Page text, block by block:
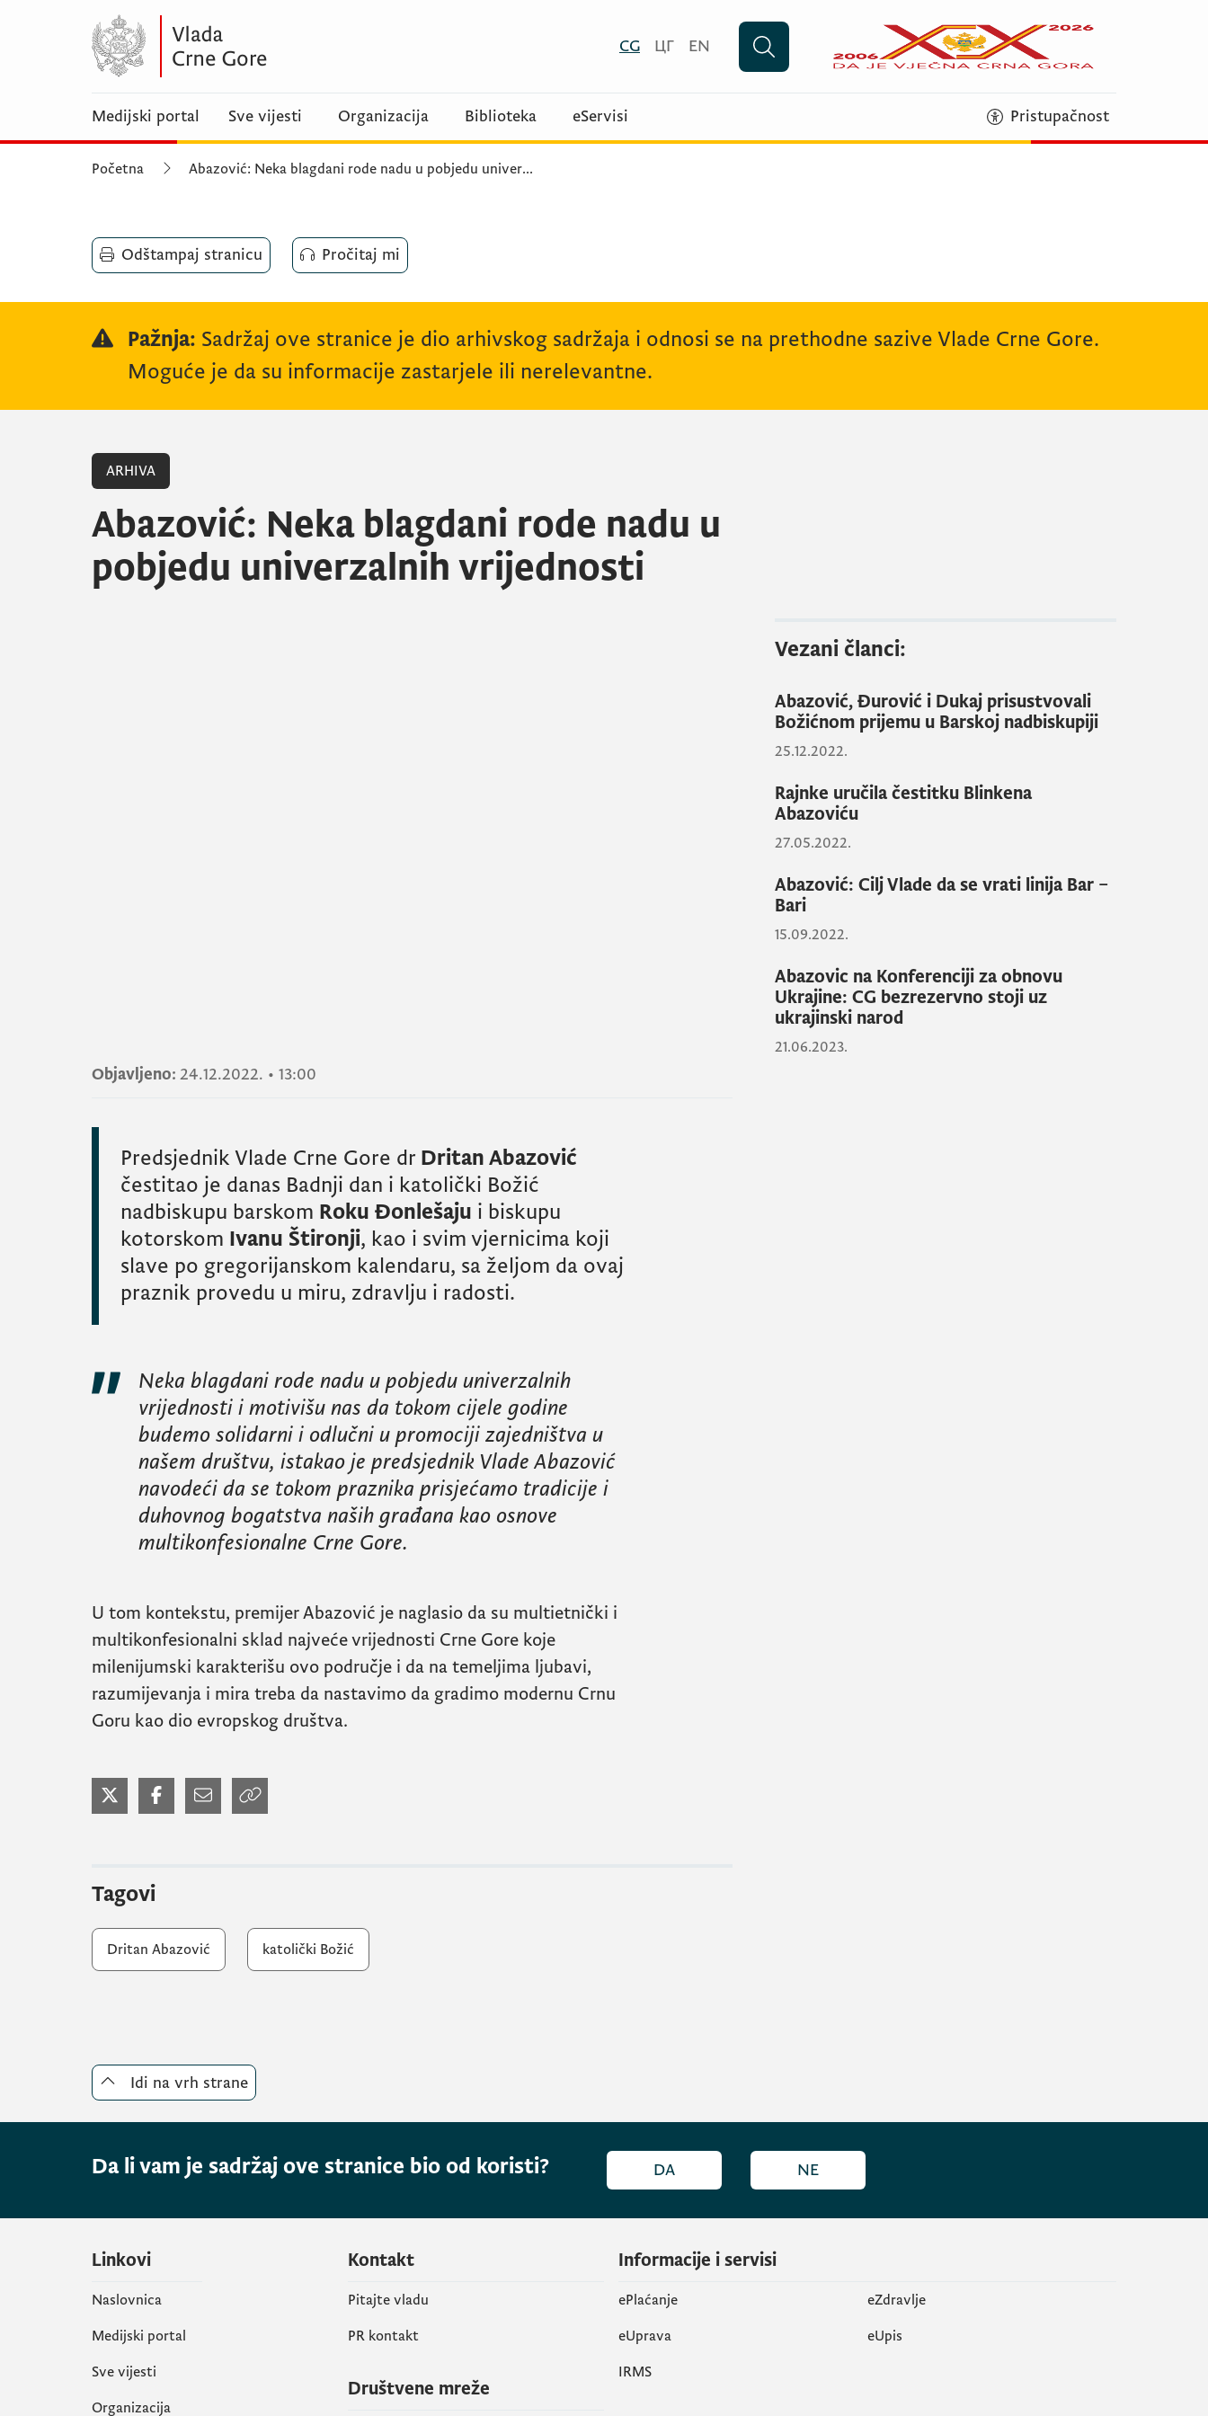
CG ЦГ EN
Medijski portal Sve vijesti Organizacija Biblioteka eServisi Pristupačnost
Početna Abazović: Neka blagdani rode nadu u pobjedu univer...
Odštampaj stranicu Pročitaj mi
Pažnja: Sadržaj ove stranice je dio arhivskog sadržaja i odnosi se na prethodne sazive Vlade Crne Gore.
Moguće je da su informacije zastarjele ili nerelevantne.
ARHIVA
Abazović: Neka blagdani rode nadu u
pobjedu univerzalnih vrijednosti
Objavljeno: 24.12.2022. • 13:00
Predsjednik Vlade Crne Gore dr Dritan Abazović
čestitao je danas Badnji dan i katolički Božić
nadbiskupu barskom Roku Đonlešaju i biskupu
kotorskom Ivanu Štironji, kao i svim vjernicima koji
slave po gregorijanskom kalendaru, sa željom da ovaj
praznik provedu u miru, zdravlju i radosti.
Neka blagdani rode nadu u pobjedu univerzalnih
vrijednosti i motivišu nas da tokom cijele godine
budemo solidarni i odlučni u promociji zajedništva u
našem društvu, istakao je predsjednik Vlade Abazović
navodeći da se tokom praznika prisjećamo tradicije i
duhovnog bogatstva naših građana kao osnove
multikonfesionalne Crne Gore.
U tom kontekstu, premijer Abazović je naglasio da su multietnički i
multikonfesionalni sklad najveće vrijednosti Crne Gore koje
milenijumski karakterišu ovo područje i da na temeljima ljubavi,
razumijevanja i mira treba da nastavimo da gradimo modernu Crnu
Goru kao dio evropskog društva.
Tagovi
Dritan Abazović katolički Božić
Vezani članci:
Abazović, Đurović i Dukaj prisustvovali
Božićnom prijemu u Barskoj nadbiskupiji
25.12.2022.
Rajnke uručila čestitku Blinkena
Abazoviću
27.05.2022.
Abazović: Cilj Vlade da se vrati linija Bar –
Bari
15.09.2022.
Abazovic na Konferenciji za obnovu
Ukrajine: CG bezrezervno stoji uz
ukrajinski narod
21.06.2023.
Idi na vrh strane
Da li vam je sadržaj ove stranice bio od koristi? DA NE
Linkovi
Naslovnica
Medijski portal
Sve vijesti
Organizacija
Kontakt
Pitajte vladu
PR kontakt
Društvene mreže
Informacije i servisi
ePlaćanje
eZdravlje
eUprava
еUpis
IRMS